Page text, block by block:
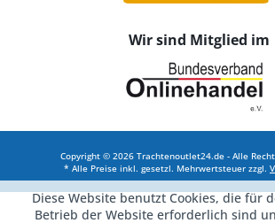
Wir sind Mitglied im
Copyright © 2026 Trachtenoutlet24.de - Alle
* Alle Preise inkl. gesetzl. Mehrwertsteuer zzgl.
Diese Website benutzt Cookies, die für
Betrieb der Website erforderlich sind